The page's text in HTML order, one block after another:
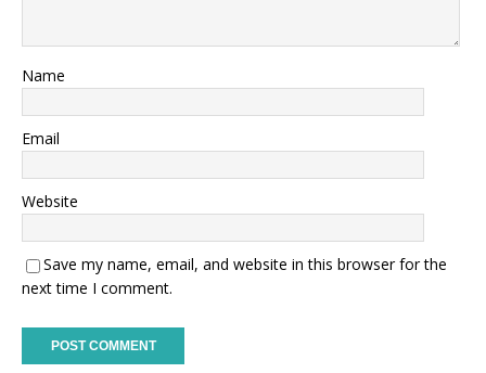
Name
Email
Website
Save my name, email, and website in this browser for the
next time I comment.